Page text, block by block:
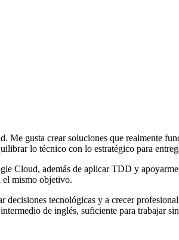
gusta crear soluciones que realmente
lo técnico con lo estratégico para
Cloud, además de aplicar TDD y
el mismo objetivo.
tecnológicas y a crecer
de inglés, suficiente para trabajar